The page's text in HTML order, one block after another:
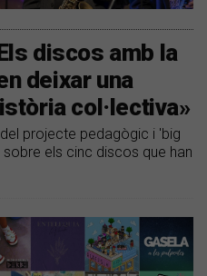
discos amb la
deixar una
col·lectiva»
projecte pedagògic i 'big
els cinc discos que han